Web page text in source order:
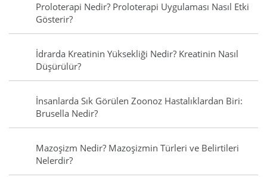
Proloterapi Nedir? Proloterapi Uygulaması Nasıl Etki
Gösterir?
İdrarda Kreatinin Yüksekliği Nedir? Kreatinin Nasıl
Düşürülür?
İnsanlarda Sık Görülen Zoonoz Hastalıklardan Biri:
Brusella Nedir?
Mazoşizm Nedir? Mazoşizmin Türleri ve Belirtileri
Nelerdir?